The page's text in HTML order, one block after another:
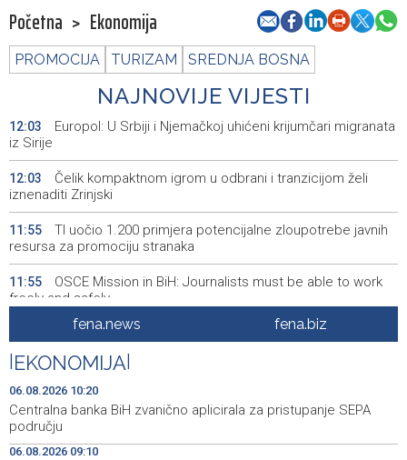
Početna > Ekonomija
PROMOCIJA TURIZAM SREDNJA BOSNA
NAJNOVIJE VIJESTI
12:03
Europol: U Srbiji i Njemačkoj uhićeni krijumčari migranata
iz Sirije
12:03
Čelik kompaktnom igrom u odbrani i tranzicijom želi
iznenaditi Zrinjski
11:55
TI uočio 1.200 primjera potencijalne zloupotrebe javnih
resursa za promociju stranaka
11:55
OSCE Mission in BiH: Journalists must be able to work
freely and safely
Kurtović i Hadžić razgovarali o važnosti i nastavku
kvalitetnog i odgovornog socijalnog dijaloga
11:49
No cases of cyclosporiasis reported in Bosnia and
Herzegovina as outbreak continues in the U.S.
11:49
OSCE: Ruska Federacija nastavlja kršiti međunarodne
obaveze na zabrinjavajući način
fena.news fena.biz
EKONOMIJA
06.08.2026 10:20
Centralna banka BiH zvanično aplicirala za pristupanje SEPA
području
06.08.2026 09:10